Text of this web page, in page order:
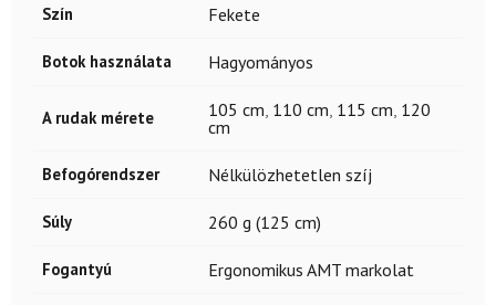
Szín Fekete
Botok használata Hagyományos
A rudak mérete 105 cm, 110 cm, 115 cm, 120
cm
Befogórendszer Nélkülözhetetlen szíj
Súly 260 g (125 cm)
Fogantyú Ergonomikus AMT markolat